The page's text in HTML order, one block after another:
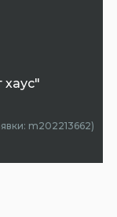
хаус"
m202213662)